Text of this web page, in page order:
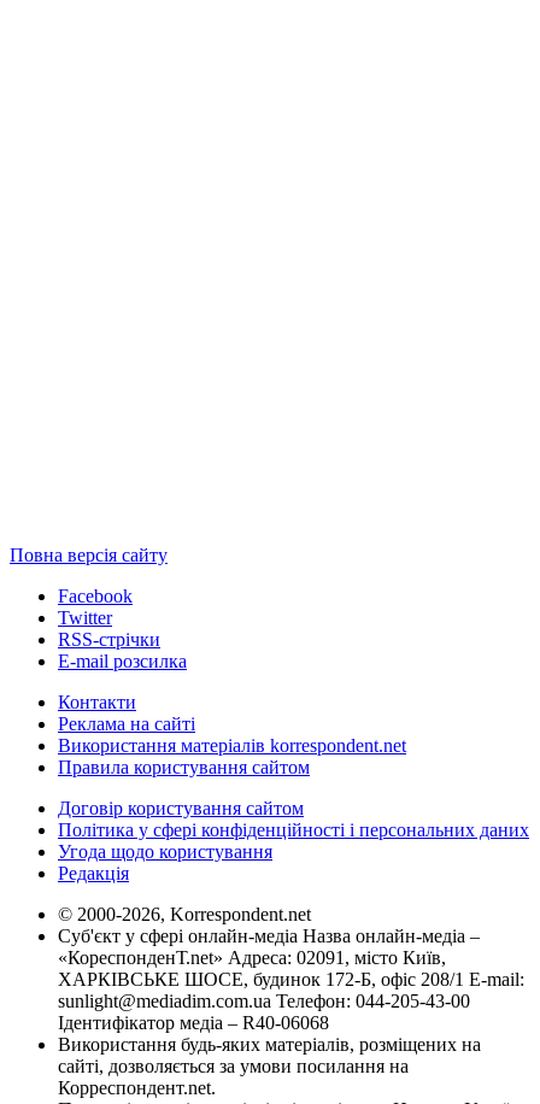
Повна версія сайту
Facebook
Twitter
RSS-стрічки
E-mail розсилка
Контакти
Реклама на сайті
Використання матеріалів korrespondent.net
Правила користування сайтом
Договір користування сайтом
Політика у сфері конфіденційності і персональних даних
Угода щодо користування
Редакція
© 2000-2026, Korrespondent.net
Суб'єкт у сфері онлайн-медіа Назва онлайн-медіа –
«КореспонденТ.net» Адреса: 02091, місто Київ,
ХАРКІВСЬКЕ ШОСЕ, будинок 172-Б, офіс 208/1 E-mail:
sunlight@mediadim.com.ua Телефон: 044-205-43-00
Ідентифікатор медіа – R40-06068
Використання будь-яких матеріалів, розміщених на
сайті, дозволяється за умови посилання на
Корреспондент.net.